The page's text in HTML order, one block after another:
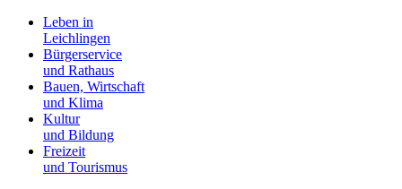
Leben in
Leichlingen
Bürgerservice
und Rathaus
Bauen, Wirtschaft
und Klima
Kultur
und Bildung
Freizeit
und Tourismus